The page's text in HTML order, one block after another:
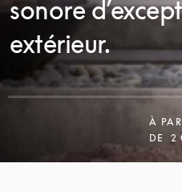
sonore
extérieur.
À
DE
2